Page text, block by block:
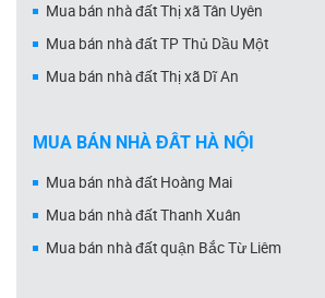
Mua bán nhà đất Thị xã Tân Uyên
Mua bán nhà đất TP Thủ Dầu Một
Mua bán nhà đất Thị xã Dĩ An
MUA BÁN NHÀ ĐẤT HÀ NỘI
Mua bán nhà đất Hoàng Mai
Mua bán nhà đất Thanh Xuân
Mua bán nhà đất quận Bắc Từ Liêm